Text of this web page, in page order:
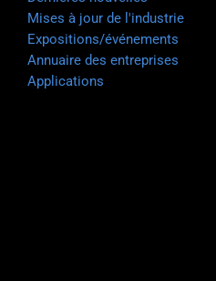
Mises à jour de l'industrie
Expositions/événements
Annuaire des entreprises
Applications